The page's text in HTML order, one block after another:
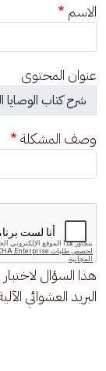
الاسم
عنوان المحتوى
وصف المشكلة
هذا السؤال
البريد العشوائي